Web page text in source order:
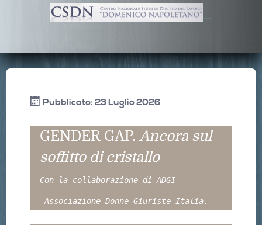
Pubblicato: 23 Luglio 2026
GENDER GAP. Ancora sul
soffitto di cristallo
Con la collaborazione di ADGI
Associazione Donne Giuriste Italia.